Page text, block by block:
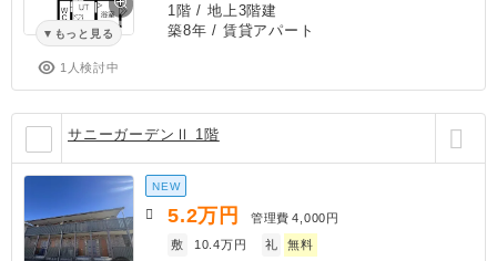
もっと見る
1人検討中
1階 / 地上3階建
築8年 / 賃貸アパート
サニーガーデンⅡ 1階
NEW
5.2万円 管理費 4,000円
敷
10.4万円 礼 無料